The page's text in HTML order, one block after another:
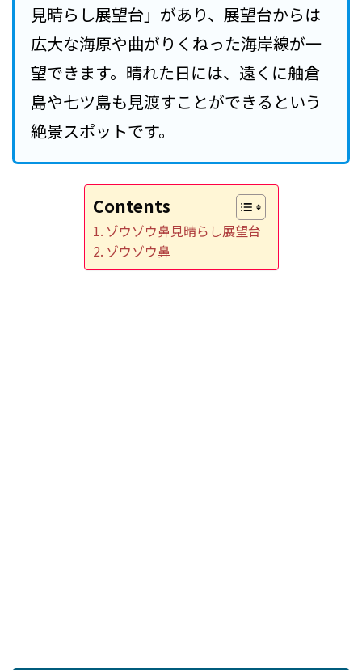
見晴らし展望台」があり、展望台からは
広大な海原や曲がりくねった海岸線が一
望できます。晴れた日には、遠くに舳倉
島や七ツ島も見渡すことができるという
絶景スポットです。
Contents
ゾウゾウ鼻見晴らし展望台
ゾウゾウ鼻